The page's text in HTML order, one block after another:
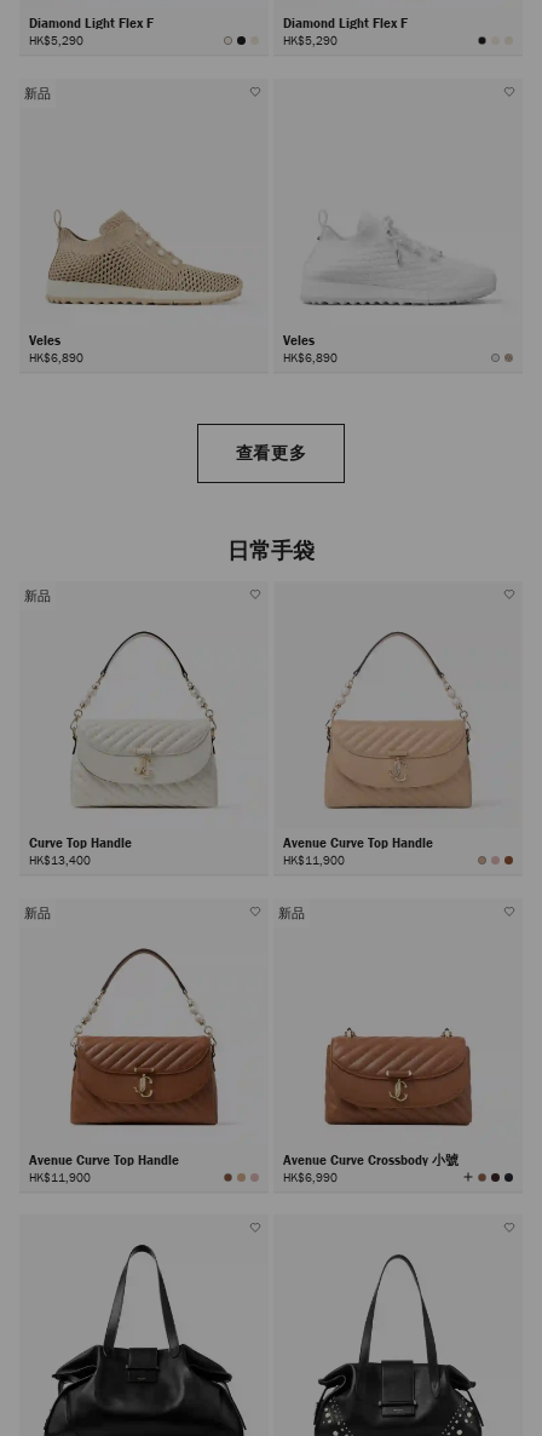
Diamond Light Flex F
HK$5,290
Diamond Light Flex F
HK$5,290
新品
Veles
HK$6,890
Veles
HK$6,890
查看更多
日常手袋
新品
Curve Top Handle
HK$13,400
Avenue Curve Top Handle
HK$11,900
新品
Avenue Curve Top Handle
HK$11,900
新品
Avenue Curve Crossbody 小號
HK$6,990 查
看